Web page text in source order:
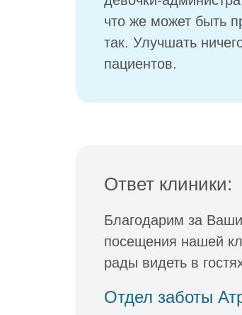
что же может быть
так. Улучшать
пациентов.
Ответ клиники:
Благодарим за
посещения нашей
рады видеть в
Отдел заботы